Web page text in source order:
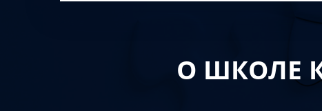
О ШКОЛЕ